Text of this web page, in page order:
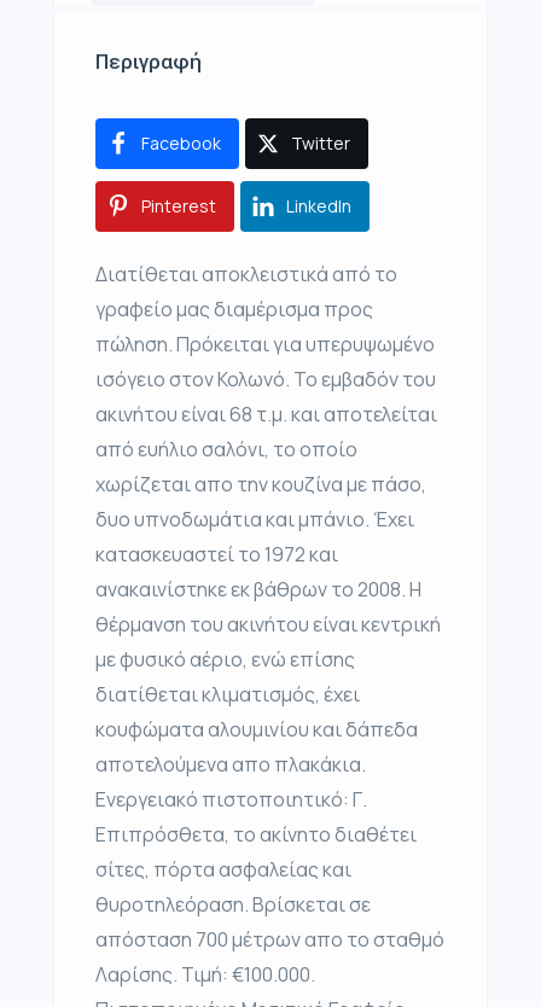
Περιγραφή
Facebook Twitter
Pinterest LinkedIn
Διατίθεται αποκλειστικά από το
γραφείο μας διαμέρισμα προς
πώληση. Πρόκειται για υπερυψωμένο
ισόγειο στον Κολωνό. Το εμβαδόν του
ακινήτου είναι 68 τ.μ. και αποτελείται
από ευήλιο σαλόνι, το οποίο
χωρίζεται απο την κουζίνα με πάσο,
δυο υπνοδωμάτια και μπάνιο. Έχει
κατασκευαστεί το 1972 και
ανακαινίστηκε εκ βάθρων το 2008. Η
θέρμανση του ακινήτου είναι κεντρική
με φυσικό αέριο, ενώ επίσης
διατίθεται κλιματισμός, έχει
κουφώματα αλουμινίου και δάπεδα
αποτελούμενα απο πλακάκια.
Ενεργειακό πιστοποιητικό: Γ.
Επιπρόσθετα, το ακίνητο διαθέτει
σίτες, πόρτα ασφαλείας και
θυροτηλεόραση. Βρίσκεται σε
απόσταση 700 μέτρων απο το σταθμό
Λαρίσης. Τιμή: €100.000.